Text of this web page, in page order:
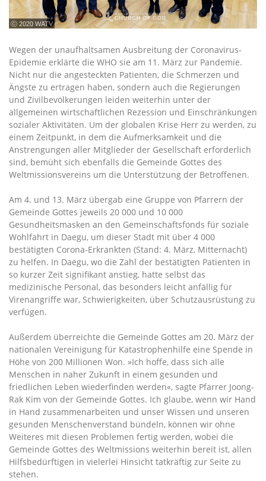
ⓒ 2020 WATV
Wegen der unaufhaltsamen Ausbreitung der Coronavirus-
Epidemie erklärte die WHO sie am 11. März zur Pandemie.
Nicht nur die angesteckten Patienten, die Schmerzen und
Ängste zu ertragen haben, sondern auch die Regierungen
und Zivilbevölkerungen leiden weiterhin unter der
allgemeinen wirtschaftlichen Rezession und Einschränkungen
sozialer Aktivitäten. Um der globalen Krise Herr zu werden, zu
einem Zeitpunkt, in dem die Aufmerksamkeit und die
Anstrengungen aller Mitglieder der Gesellschaft erforderlich
sind, bemüht sich ebenfalls die Gemeinde Gottes des
Weltmissionsvereins um die Unterstützung der Betroffenen.
Am 4. und 13. März übergab eine Gruppe von Pfarrern der
Gemeinde Gottes jeweils 20 000 und 10 000
Gesundheitsmasken an den Gemeinschaftsfonds für soziale
Wohlfahrt in Daegu, um dieser Stadt mit über 4 000
bestätigten Corona-Erkrankten (Stand: 4. März, Mitternacht)
zu helfen. In Daegu, wo die Zahl der bestätigten Patienten in
so kurzer Zeit signifikant anstieg, hatte selbst das
medizinische Personal, das besonders leicht anfällig für
Virenangriffe war, Schwierigkeiten, über Schutzausrüstung zu
verfügen.
Außerdem überreichte die Gemeinde Gottes am 20. März der
nationalen Vereinigung für Katastrophenhilfe eine Spende in
Höhe von 200 Millionen Won. »Ich hoffe, dass sich alle
Menschen in naher Zukunft in einem gesunden und
friedlichen Leben wiederfinden werden«, sagte Pfarrer Joong-
Rak Kim von der Gemeinde Gottes. Ich glaube, wenn wir Hand
in Hand zusammenarbeiten und unser Wissen und unseren
gesunden Menschenverstand bündeln, können wir ohne
Weiteres mit diesen Problemen fertig werden, wobei die
Gemeinde Gottes des Weltmissions weiterhin bereit ist, allen
Hilfsbedürftigen in vielerlei Hinsicht tatkräftig zur Seite zu
stehen.